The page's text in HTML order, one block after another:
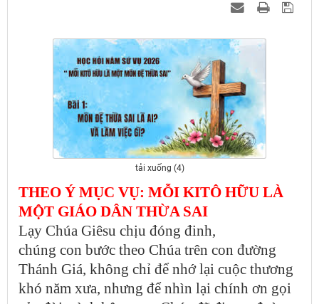
tải xuống (4)
THEO Ý MỤC VỤ: MỖI KITÔ HỮU LÀ
MỘT GIÁO DÂN THỪA SAI
Lạy Chúa Giêsu chịu đóng đinh,
chúng con bước theo Chúa trên con đường
Thánh Giá, không chỉ để nhớ lại cuộc thương
khó năm xưa, nhưng để nhìn lại chính ơn gọi